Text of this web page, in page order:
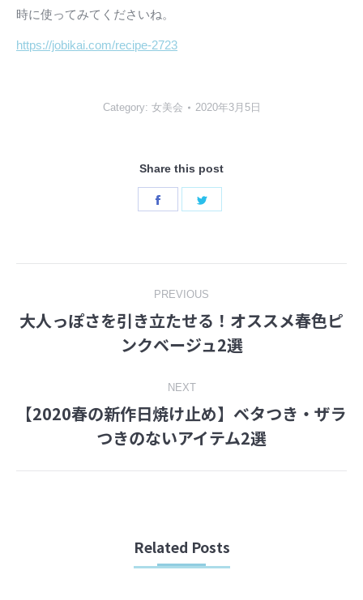
時に使ってみてくださいね。
https://jobikai.com/recipe-2723
Category: 女美会 2020年3月5日
Share this post
Share
navigation
PREVIOUS
Previous
post:
大人っぽさを引き立たせる！オススメ春色ピ
ンクベージュ2選
NEXT
Next
post:
【2020春の新作日焼け止め】ベタつき・ザラ
つきのないアイテム2選
Related Posts